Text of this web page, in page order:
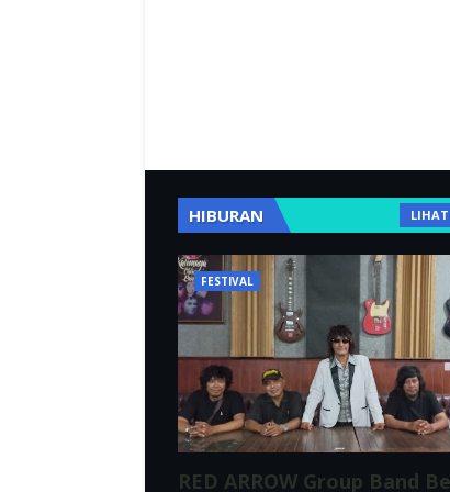
HIBURAN
FESTIVAL
RED ARROW Group Band